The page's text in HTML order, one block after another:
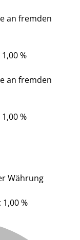
an fremden
%
an fremden
%
Währung
%